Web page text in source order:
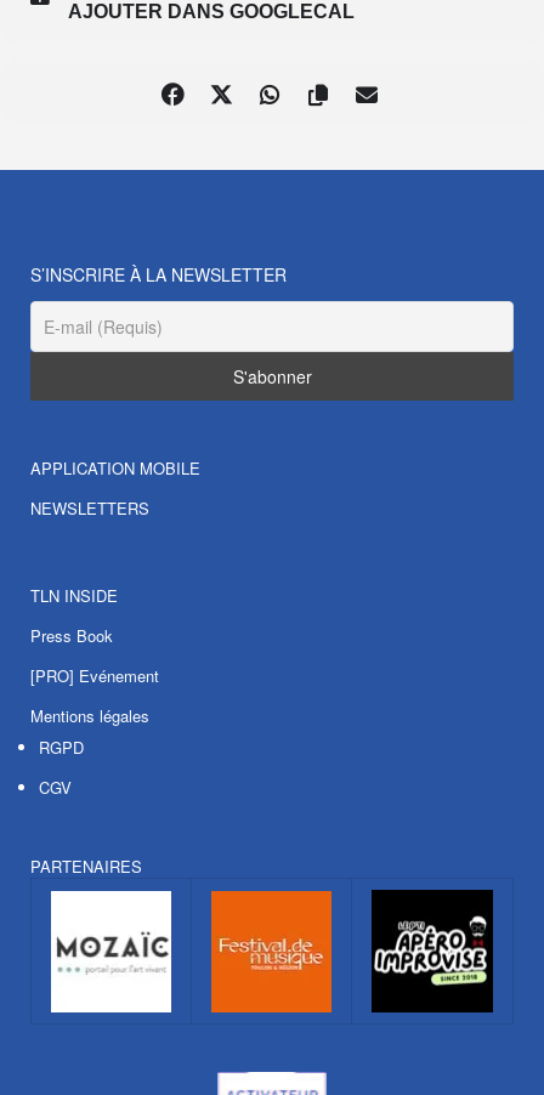
AJOUTER DANS GOOGLECAL
S’INSCRIRE À LA NEWSLETTER
APPLICATION MOBILE
NEWSLETTERS
TLN INSIDE
Press Book
[PRO] Evénement
Mentions légales
RGPD
CGV
PARTENAIRES